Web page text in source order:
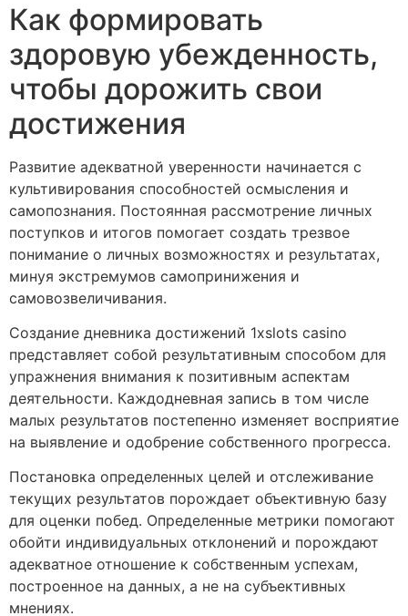
Как формировать
здоровую убежденность,
чтобы дорожить свои
достижения
Развитие адекватной уверенности начинается с
культивирования способностей осмысления и
самопознания. Постоянная рассмотрение личных
поступков и итогов помогает создать трезвое
понимание о личных возможностях и результатах,
минуя экстремумов самопринижения и
самовозвеличивания.
Создание дневника достижений 1xslots casino
представляет собой результативным способом для
упражнения внимания к позитивным аспектам
деятельности. Каждодневная запись в том числе
малых результатов постепенно изменяет восприятие
на выявление и одобрение собственного прогресса.
Постановка определенных целей и отслеживание
текущих результатов порождает объективную базу
для оценки побед. Определенные метрики помогают
обойти индивидуальных отклонений и порождают
адекватное отношение к собственным успехам,
построенное на данных, а не на субъективных
мнениях.